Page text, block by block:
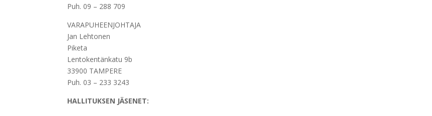
Puh. 09 – 288 709
VARAPUHEENJOHTAJA
Jan Lehtonen
Piketa
Lentokentänkatu 9b
33900 TAMPERE
Puh. 03 – 233 3243
HALLITUKSEN JÄSENET: